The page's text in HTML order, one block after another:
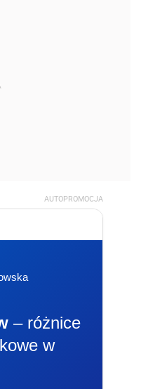
AUTOPROMOCJA
– różnice
w